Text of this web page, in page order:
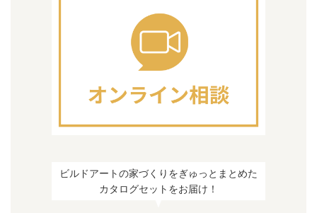
ビルドアートの家づくりをぎゅっとまとめた
カタログセットをお届け！